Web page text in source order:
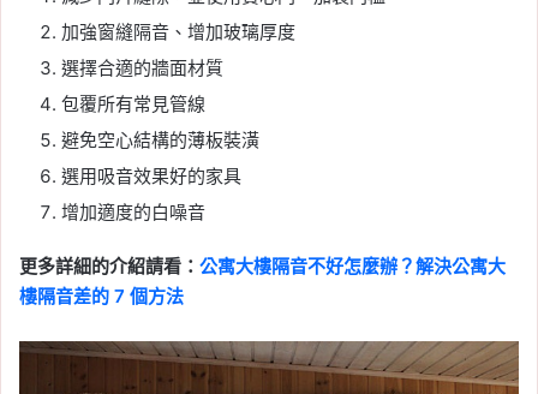
加強窗縫隔音、增加玻璃厚度
選擇合適的牆面材質
包覆所有常見管線
避免空心結構的薄板裝潢
選用吸音效果好的家具
增加適度的白噪音
更多詳細的介紹請看： 公寓大樓隔音不好怎麼辦？解決公寓大
樓隔音差的 7 個方法